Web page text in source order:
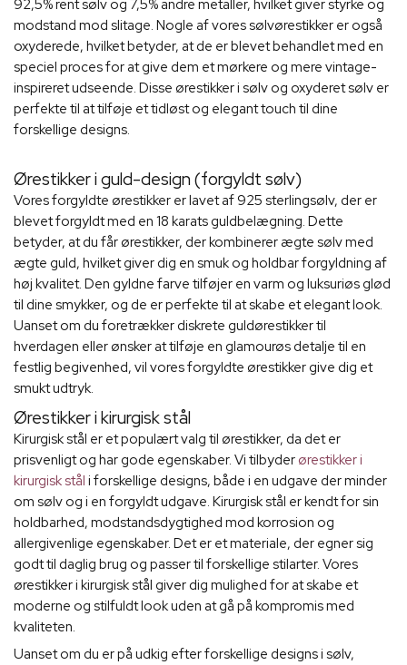
92,5% rent sølv og 7,5% andre metaller, hvilket giver styrke og
modstand mod slitage. Nogle af vores sølvørestikker er også
oxyderede, hvilket betyder, at de er blevet behandlet med en
speciel proces for at give dem et mørkere og mere vintage-
inspireret udseende. Disse ørestikker i sølv og oxyderet sølv er
perfekte til at tilføje et tidløst og elegant touch til dine
forskellige designs.
Ørestikker i guld-design (forgyldt sølv)
Vores forgyldte ørestikker er lavet af 925 sterlingsølv, der er
blevet forgyldt med en 18 karats guldbelægning. Dette
betyder, at du får ørestikker, der kombinerer ægte sølv med
ægte guld, hvilket giver dig en smuk og holdbar forgyldning af
høj kvalitet. Den gyldne farve tilføjer en varm og luksuriøs glød
til dine smykker, og de er perfekte til at skabe et elegant look.
Uanset om du foretrækker diskrete guldørestikker til
hverdagen eller ønsker at tilføje en glamourøs detalje til en
festlig begivenhed, vil vores forgyldte ørestikker give dig et
smukt udtryk.
Ørestikker i kirurgisk stål
Kirurgisk stål er et populært valg til ørestikker, da det er
prisvenligt og har gode egenskaber. Vi tilbyder ørestikker i
kirurgisk stål i forskellige designs, både i en udgave der minder
om sølv og i en forgyldt udgave. Kirurgisk stål er kendt for sin
holdbarhed, modstandsdygtighed mod korrosion og
allergivenlige egenskaber. Det er et materiale, der egner sig
godt til daglig brug og passer til forskellige stilarter. Vores
ørestikker i kirurgisk stål giver dig mulighed for at skabe et
moderne og stilfuldt look uden at gå på kompromis med
kvaliteten.
Uanset om du er på udkig efter forskellige designs i sølv,